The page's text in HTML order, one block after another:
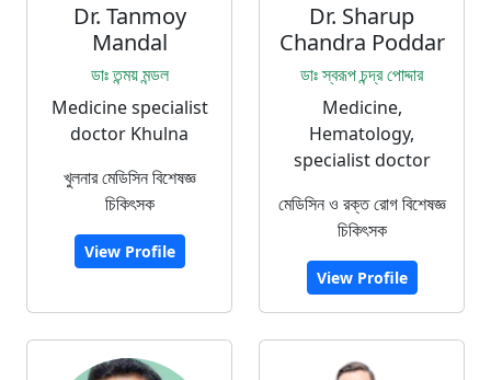
Dr. Tanmoy
Mandal
ডাঃ তন্ময় মন্ডল
Medicine specialist
doctor Khulna
খুলনার মেডিসিন বিশেষজ্ঞ
চিকিৎসক
View Profile
Dr. Sharup
Chandra Poddar
ডাঃ স্বরূপ চন্দ্র পোদ্দার
Medicine,
Hematology,
specialist doctor
মেডিসিন ও রক্ত রোগ বিশেষজ্ঞ
চিকিৎসক
View Profile